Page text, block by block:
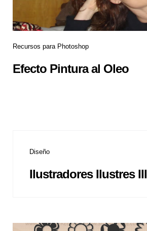
Recursos para Photoshop
Efecto Pintura al Oleo
Diseño
Ilustradores Ilustres III